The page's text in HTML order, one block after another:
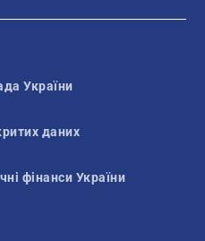
України
даних
фінанси України